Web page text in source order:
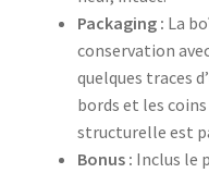
Packaging : La
conservation
quelques traces
bords et les
structurelle est
Bonus : Inclus le